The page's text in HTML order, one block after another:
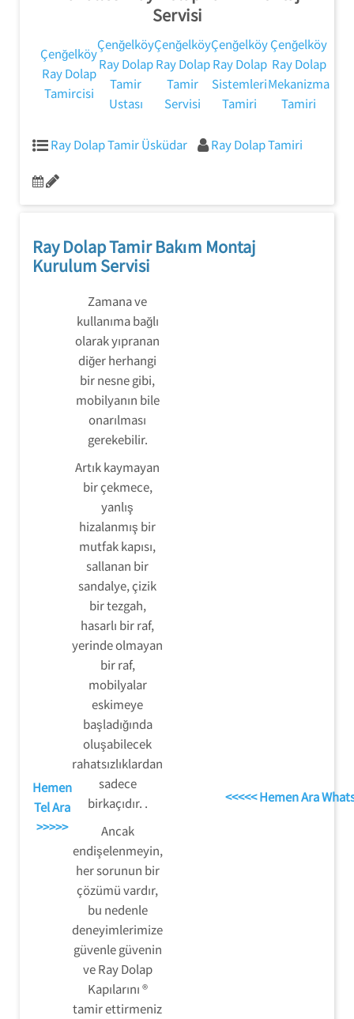
Servisi
Çenğelköy
Ray Dolap
Tamircisi
Çenğelköy
Ray Dolap
Tamir
Ustası
Çenğelköy
Ray Dolap
Tamir
Servisi
Çenğelköy
Ray Dolap
Sistemleri
Tamiri
Çenğelköy
Ray Dolap
Mekanizma
Tamiri
Ray Dolap Tamir Üsküdar Ray Dolap Tamiri
Ray Dolap Tamir Bakım Montaj
Kurulum Servisi
Hemen
Tel Ara
>>>>>
Zamana ve
kullanıma bağlı
olarak yıpranan
diğer herhangi
bir nesne gibi,
mobilyanın bile
onarılması
gerekebilir.
Artık kaymayan
bir çekmece,
yanlış
hizalanmış bir
mutfak kapısı,
sallanan bir
sandalye, çizik
bir tezgah,
hasarlı bir raf,
yerinde olmayan
bir raf,
mobilyalar
eskimeye
başladığında
oluşabilecek
rahatsızlıklardan
sadece
birkaçıdır. .
Ancak
endişelenmeyin,
her sorunun bir
çözümü vardır,
bu nedenle
deneyimlerimize
güvenle güvenin
ve Ray Dolap
Kapılarını ®
tamir ettirmeniz
<<<<< Hemen Ara